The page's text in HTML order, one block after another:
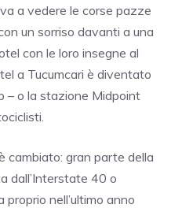
a vedere le corse pazze
un sorriso davanti a una
con le loro insegne al
a Tucumcari è diventato
– o la stazione Midpoint
cambiato: gran parte della
dall’Interstate 40 o
nell’ultimo anno